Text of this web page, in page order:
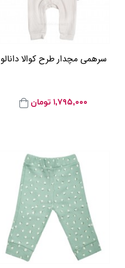
سرهمی مچدار طرح کوالا دانالو
۱,۷۹۵,۰۰۰ تومان